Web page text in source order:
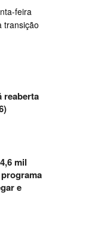
feira
transição
reaberta
mil
e